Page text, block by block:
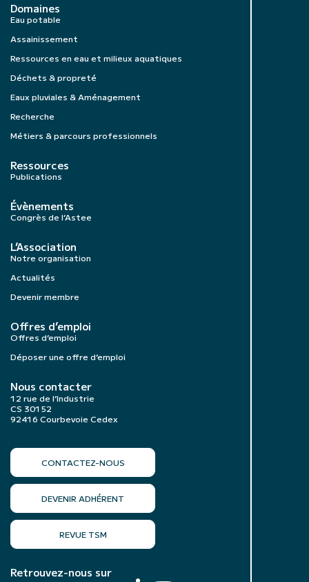
Domaines
Eau potable
Assainissement
Ressources en eau et milieux aquatiques
Déchets & propreté
Eaux pluviales & Aménagement
Recherche
Métiers & parcours professionnels
Ressources
Publications
Évènements
Congrès de l’Astee
L’Association
Notre organisation
Actualités
Devenir membre
Offres d’emploi
Offres d’emploi
Déposer une offre d’emploi
Nous contacter
12 rue de l’Industrie
CS 30152
92416 Courbevoie Cedex
CONTACTEZ-NOUS
DEVENIR ADHÉRENT
REVUE TSM
Retrouvez-nous sur